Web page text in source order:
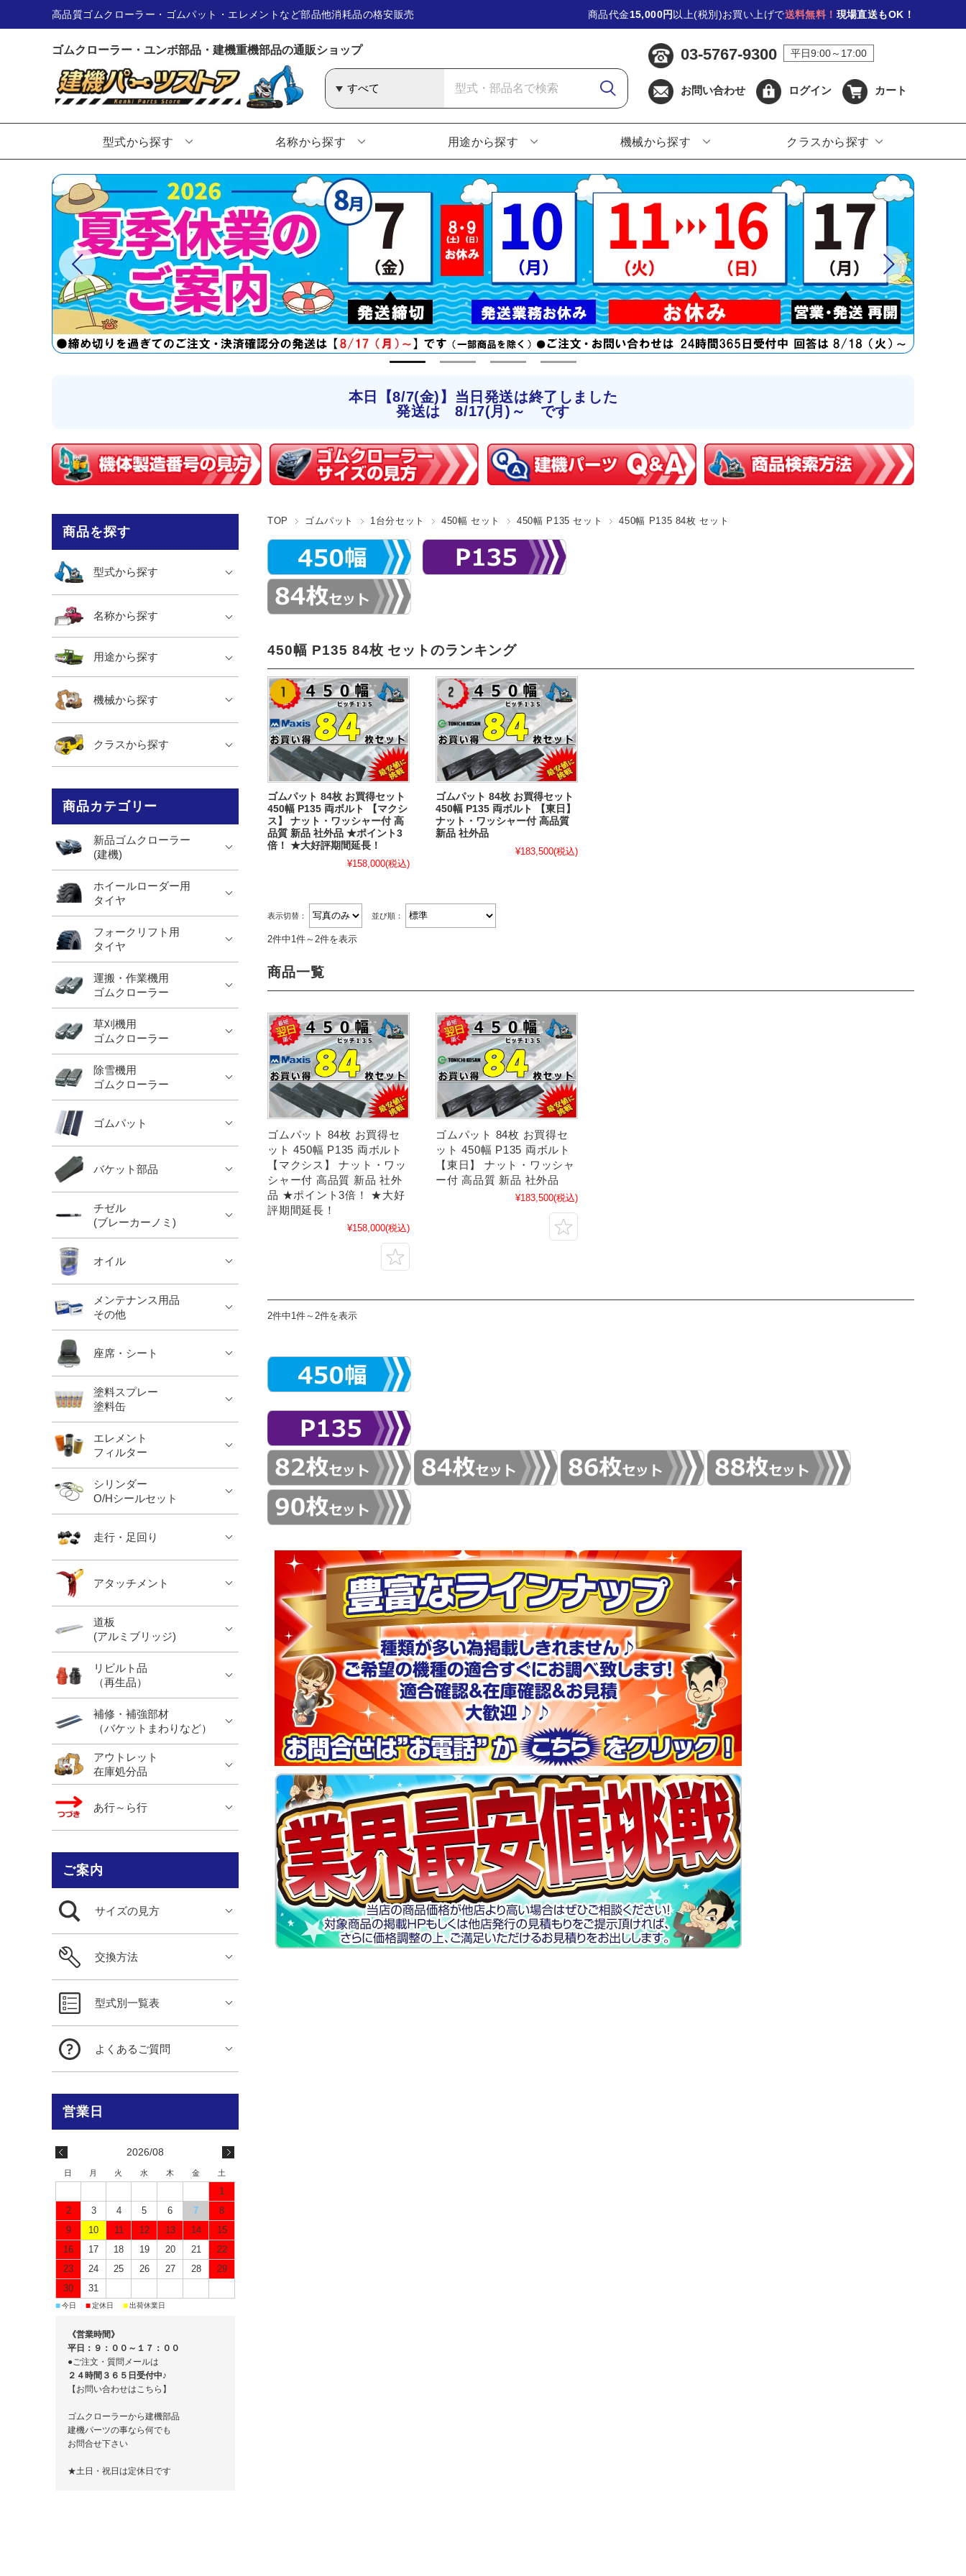
高品質ゴムクローラー・ゴムパット・エレメントなど部品他消耗品の格安販売 商品代金15,000円 以上(税別)お買い上げで送料無料！ 現場直送もOK！
ゴムクローラー・ユンボ部品・建機重機部品の通販ショップ 03-5767-9300 平日9:00～17:00
お問い合わせ ログイン カート
型式から探す 名称から探す 用途から探す 機械から探す クラスから探す
本日【8/7(金)】当日発送は終了しました
発送は 8/17(月)～ です
TOP ゴムパット 1台分セット 450幅 セット 450幅 P135 セット 450幅 P135 84枚 セット
450幅 P135 84枚 セットのランキング
ゴムパット 84枚 お買得セット
450幅 P135 両ボルト 【マクシ
ス】 ナット・ワッシャー付 高
品質 新品 社外品 ★ポイント3
倍！ ★大好評期間延長！
¥158,000(税込)
ゴムパット 84枚 お買得セット
450幅 P135 両ボルト 【東日】
ナット・ワッシャー付 高品質
新品 社外品
¥183,500(税込)
表示切替： 並び順：
2件中1件～2件を表示
商品一覧
ゴムパット 84枚 お買得セ
ット 450幅 P135 両ボルト
【マクシス】 ナット・ワッ
シャー付 高品質 新品 社外
品 ★ポイント3倍！ ★大好
評期間延長！
¥158,000(税込)
ゴムパット 84枚 お買得セ
ット 450幅 P135 両ボルト
【東日】 ナット・ワッシャ
ー付 高品質 新品 社外品
¥183,500(税込)
2件中1件～2件を表示
商品を探す
型式から探す
名称から探す
用途から探す
機械から探す
クラスから探す
商品カテゴリー
新品ゴムクローラー
(建機)
ホイールローダー用
タイヤ
フォークリフト用
タイヤ
運搬・作業機用
ゴムクローラー
草刈機用
ゴムクローラー
除雪機用
ゴムクローラー
ゴムパット
バケット部品
チゼル
(ブレーカーノミ)
オイル
メンテナンス用品
その他
座席・シート
塗料スプレー
塗料缶
エレメント
フィルター
シリンダー
O/Hシールセット
走行・足回り
アタッチメント
道板
(アルミブリッジ)
リビルト品
（再生品）
補修・補強部材
（バケットまわりなど）
アウトレット
在庫処分品
あ行～ら行
ご案内
サイズの見方
交換方法
型式別一覧表
よくあるご質問
2026/08
日 月 火 水 木 金 土
1
2
3 4 5 6 7
8
9
10 11 12 13 14
15
16
17 18 19 20 21
22
23
24 25 26 27 28
29
30
31
■今日 ■定休日 ■出荷休業日
《営業時間》
平日：９：００～１７：００
●ご注文・質問メールは
２４時間３６５日受付中♪
【お問い合わせはこちら】
ゴムクローラーから建機部品
建機パーツの事なら何でも
お問合せ下さい
★土日・祝日は定休日です